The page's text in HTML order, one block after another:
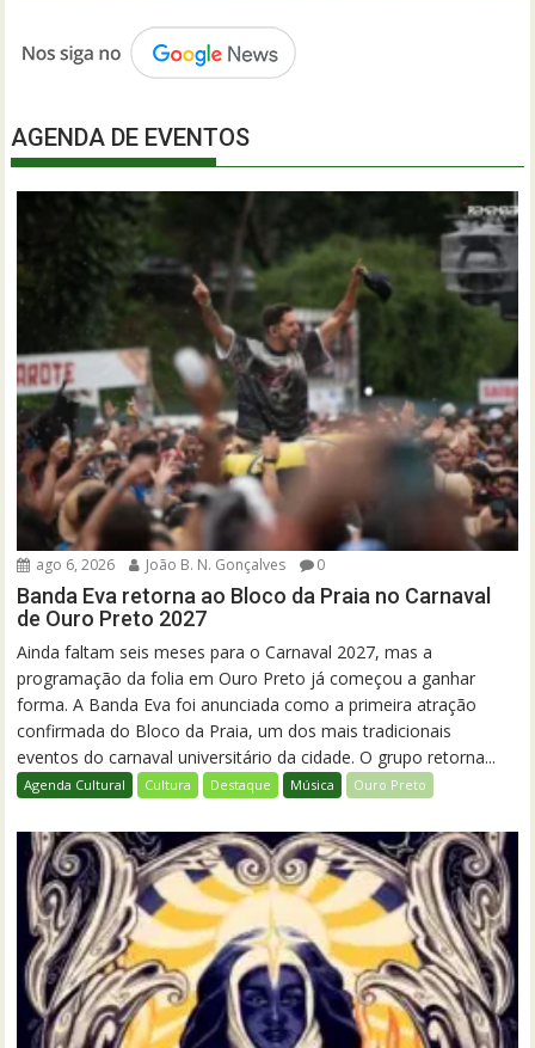
AGENDA DE EVENTOS
ago 6, 2026 João B. N. Gonçalves 0
Banda Eva retorna ao Bloco da Praia no Carnaval
de Ouro Preto 2027
Ainda faltam seis meses para o Carnaval 2027, mas a
programação da folia em Ouro Preto já começou a ganhar
forma. A Banda Eva foi anunciada como a primeira atração
confirmada do Bloco da Praia, um dos mais tradicionais
eventos do carnaval universitário da cidade. O grupo retorna...
Agenda Cultural Cultura Destaque Música Ouro Preto